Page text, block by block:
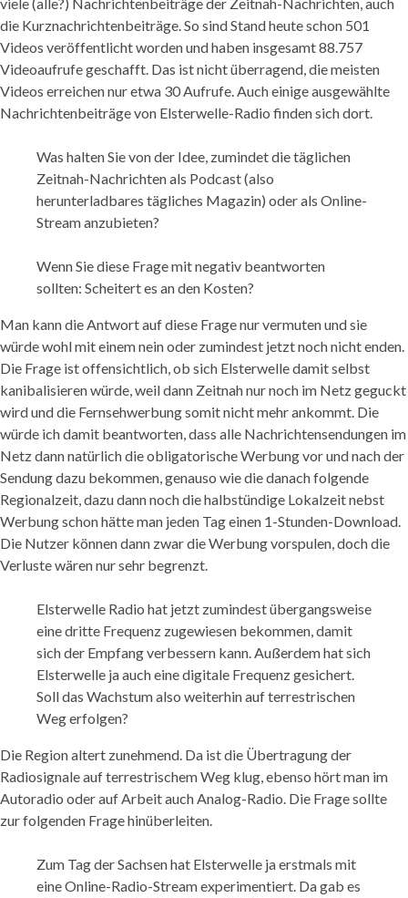
die Kurznachrichtenbeiträge. So sind Stand heute schon 501
Videos veröffentlicht worden und haben insgesamt 88.757
Videoaufrufe geschafft. Das ist nicht überragend, die meisten
Videos erreichen nur etwa 30 Aufrufe. Auch einige ausgewählte
Nachrichtenbeiträge von Elsterwelle-Radio finden sich dort.
Was halten Sie von der Idee, zumindet die täglichen
Zeitnah-Nachrichten als Podcast (also
herunterladbares tägliches Magazin) oder als Online-
Stream anzubieten?
Wenn Sie diese Frage mit negativ beantworten
sollten: Scheitert es an den Kosten?
Man kann die Antwort auf diese Frage nur vermuten und sie
würde wohl mit einem nein oder zumindest jetzt noch nicht enden.
Die Frage ist offensichtlich, ob sich Elsterwelle damit selbst
kanibalisieren würde, weil dann Zeitnah nur noch im Netz geguckt
wird und die Fernsehwerbung somit nicht mehr ankommt. Die
würde ich damit beantworten, dass alle Nachrichtensendungen im
Netz dann natürlich die obligatorische Werbung vor und nach der
Sendung dazu bekommen, genauso wie die danach folgende
Regionalzeit, dazu dann noch die halbstündige Lokalzeit nebst
Werbung schon hätte man jeden Tag einen 1-Stunden-Download.
Die Nutzer können dann zwar die Werbung vorspulen, doch die
Verluste wären nur sehr begrenzt.
Elsterwelle Radio hat jetzt zumindest übergangsweise
eine dritte Frequenz zugewiesen bekommen, damit
sich der Empfang verbessern kann. Außerdem hat sich
Elsterwelle ja auch eine digitale Frequenz gesichert.
Soll das Wachstum also weiterhin auf terrestrischen
Weg erfolgen?
Die Region altert zunehmend. Da ist die Übertragung der
Radiosignale auf terrestrischem Weg klug, ebenso hört man im
Autoradio oder auf Arbeit auch Analog-Radio. Die Frage sollte
zur folgenden Frage hinüberleiten.
Zum Tag der Sachsen hat Elsterwelle ja erstmals mit
eine Online-Radio-Stream experimentiert. Da gab es